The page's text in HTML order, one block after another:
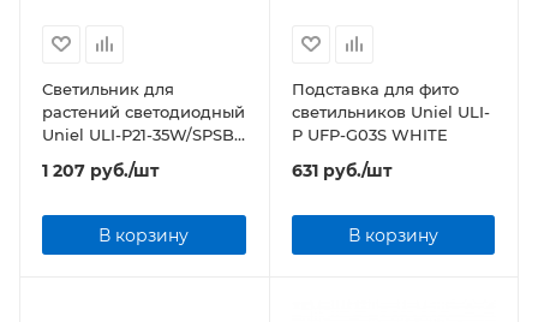
Светильник для
растений светодиодный
Uniel ULI-P21-35W/SPSB
IP40 1150мм белый
1 207 руб./шт
В корзину
Подставка для фито
светильников Uniel ULI-
P UFP-G03S WHITE
631руб./шт
В корзину